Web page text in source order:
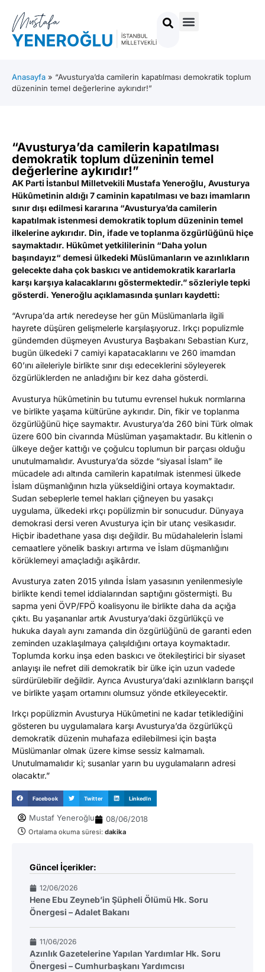
Anasayfa » “Avusturya’da camilerin kapatılması demokratik toplum
düzeninin temel değerlerine aykırıdır!”
“Avusturya’da camilerin kapatılması
demokratik toplum düzeninin temel
değerlerine aykırıdır!”
AK Parti İstanbul Milletvekili Mustafa Yeneroğlu, Avusturya
Hükûmetinin aldığı 7 caminin kapatılması ve bazı imamların
sınır dışı edilmesi kararına “Avusturya’da camilerin
kapatılmak istenmesi demokratik toplum düzeninin temel
ilkelerine aykırıdır. Din, ifade ve toplanma özgürlüğünü hiçe
saymaktadır. Hükûmet yetkililerinin “Daha yolun
başındayız“ demesi ülkedeki Müslümanların ve azınlıkların
gelecekte daha çok baskıcı ve antidemokratik kararlarla
karşı karşıya kalacaklarını göstermektedir.”sözleriyle tepki
gösterdi. Yeneroğlu açıklamasında şunları kaydetti:
“Avrupa’da artık neredeyse her gün Müslümanlarla ilgili
hayrete düşüren gelişmelerle karşılaşıyoruz. Irkçı populizmle
gündemden düşmeyen Avusturya Başbakanı Sebastian Kurz,
bugün ülkedeki 7 camiyi kapatacaklarını ve 260 imamdan
60’ını aileleriyle birlikte sınır dışı edeceklerini söyleyerek
özgürlüklerden ne anladığını bir kez daha gösterdi.
Avusturya hükûmetinin bu tutumu evrensel hukuk normlarına
ve birlikte yaşama kültürüne aykırıdır. Din, fikir ve toplanma
özgürlüğünü hiçe saymaktır. Avusturya’da 260 bini Türk olmak
üzere 600 bin civarında Müslüman yaşamaktadır. Bu kitlenin o
ülkeye değer kattığı ve çoğulcu toplumun bir parçası olduğu
unutulmamalıdır. Avusturya’da sözde “siyasal İslam” ile
mücadele adı altında camilerin kapatılmak istenmesi ülkede
İslam düşmanlığının hızla yükseldiğini ortaya koymaktadır.
Sudan sebeplerle temel hakları çiğneyen bu yasakçı
uygulama, ülkedeki ırkçı popülizmin bir sonucudur. Dünyaya
demokrasi dersi veren Avusturya için bir utanç vesikasıdır.
Hiçbir ibadethane yasa dışı değildir. Bu müdahalelerin İslami
cemaatlere yönelik baskıyı artırma ve İslam düşmanlığını
körüklemeyi amaçladığı aşikârdır.
Avusturya zaten 2015 yılında İslam yasasının yenilenmesiyle
birlikte kendi temel iddialarından saptığını göstermişti. Bu
sapma yeni ÖVP/FPÖ koalisyonu ile birlikte daha da açığa
çıktı. Bu yaşananlar artık Avusturya’daki özgürlükçü ve
hukuka dayalı aynı zamanda din özgürlüğünü de garanti eden
zeminden uzaklaşılmaya çalışıldığını ortaya koymaktadır.
Toplumda korku inşa eden baskıcı ve ötekileştirici bir siyaset
anlayışı ile nefret dili demokratik bir ülke için uzun vadede
sürdürülebilir değildir. Ayrıca Avusturya’daki azınlıkların barışçıl
ve birlikte yaşam ortamını olumsuz yönde etkileyecektir.
Irkçı popülizmin Avusturya Hükûmetini ne kadar tetiklediğini
gösteren bu uygulamalara karşı Avusturya’da özgürlükçü
demokratik düzenin muhafaza edilebilmesi için başta
Müslümanlar olmak üzere kimse sessiz kalmamalı.
Unutulmamalıdır ki; susanlar yarın bu uygulamaların adresi
olacaktır.”
Facebook Twitter LinkedIn
Mustaf Yeneroğlu 08/06/2018
Ortalama okuma süresi: dakika
Güncel İçerikler:
12/06/2026
Hene Ebu Zeyneb’in Şüpheli Ölümü Hk. Soru
Önergesi – Adalet Bakanı
11/06/2026
Azınlık Gazetelerine Yapılan Yardımlar Hk. Soru
Önergesi – Cumhurbaşkanı Yardımcısı